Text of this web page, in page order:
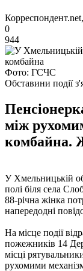
0
944
Фото: ГСЧС
Обставини події
між
комбайна.
У Хмельницькій
полі біля села
88-річна жінка
напередодні
На місце події
пожежників 14
місці
рухомими